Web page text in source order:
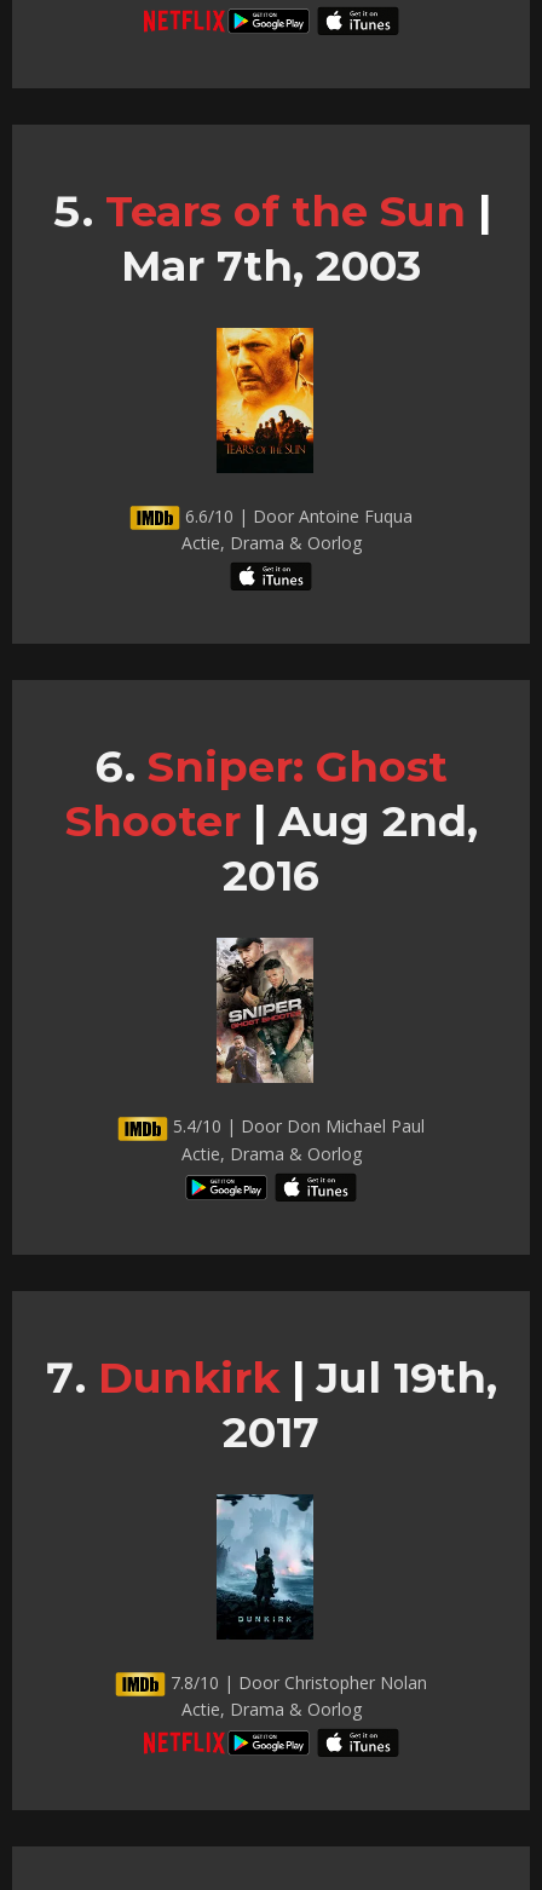
Tears of the Sun |
Mar 7th, 2003
6.6/10 | Door Antoine Fuqua
Actie, Drama & Oorlog
Sniper: Ghost
Shooter | Aug 2nd,
2016
5.4/10 | Door Don Michael Paul
Actie, Drama & Oorlog
Dunkirk | Jul 19th,
2017
7.8/10 | Door Christopher Nolan
Actie, Drama & Oorlog